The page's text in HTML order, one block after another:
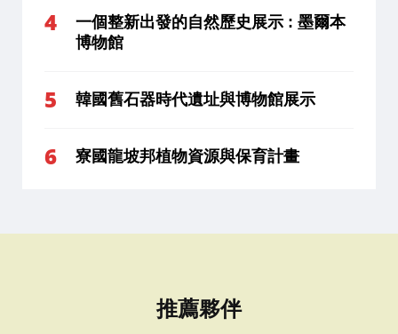
一個整新出發的自然歷史展示 : 墨爾本
博物館
韓國舊石器時代遺址與博物館展示
寮國龍坡邦植物資源與保育計畫
推薦夥伴